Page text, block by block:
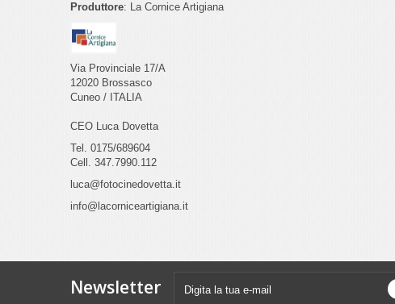
Produttore: La Cornice Artigiana
Via Provinciale 17/A
12020 Brossasco
Cuneo / ITALIA
CEO Luca Dovetta
Tel. 0175/689604
Cell. 347.7990.112
luca@fotocinedovetta.it
info@lacorniceartigiana.it
Newsletter